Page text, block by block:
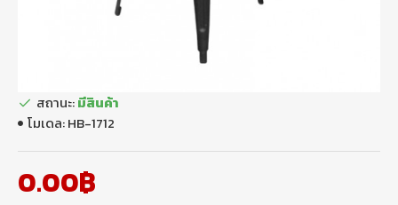
0.00฿
สถานะ:มีสินค้า
โมเดล:HB-1712